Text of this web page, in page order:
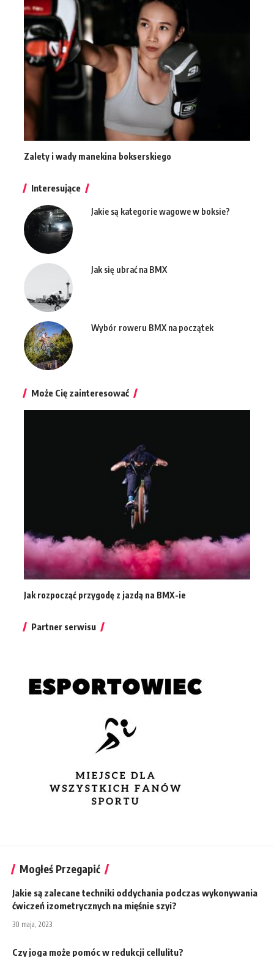
Zalety i wady manekina bokserskiego
Interesujące
Jakie są kategorie wagowe w boksie?
Jak się ubrać na BMX
Wybór roweru BMX na początek
Może Cię zainteresować
Jak rozpocząć przygodę z jazdą na BMX-ie
Partner serwisu
Mogłeś Przegapić
Jakie są zalecane techniki oddychania podczas wykonywania
ćwiczeń izometrycznych na mięśnie szyi?
30 maja, 2023
Czy joga może pomóc w redukcji cellulitu?